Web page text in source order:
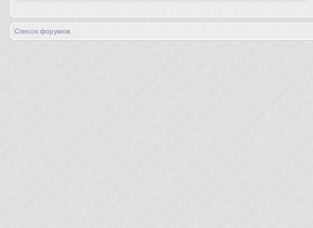
Список форумов